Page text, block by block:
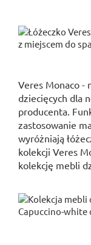
Veres Monaco -
dziecięcych dla
producenta.
zastosowanie
wyróżniają
kolekcji Veres
kolekcję mebli